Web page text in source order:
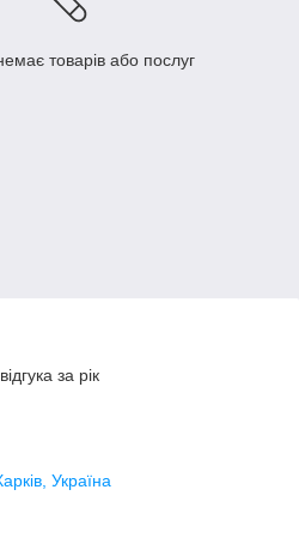
товарів або послуг
за рік
Україна